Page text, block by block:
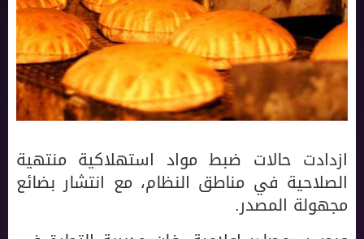
ازدادت حالات ضبط مواد استهلاكية منتهية
الصلاحية في مناطق النظام، مع انتشار بضائع
مجهولة المصدر.